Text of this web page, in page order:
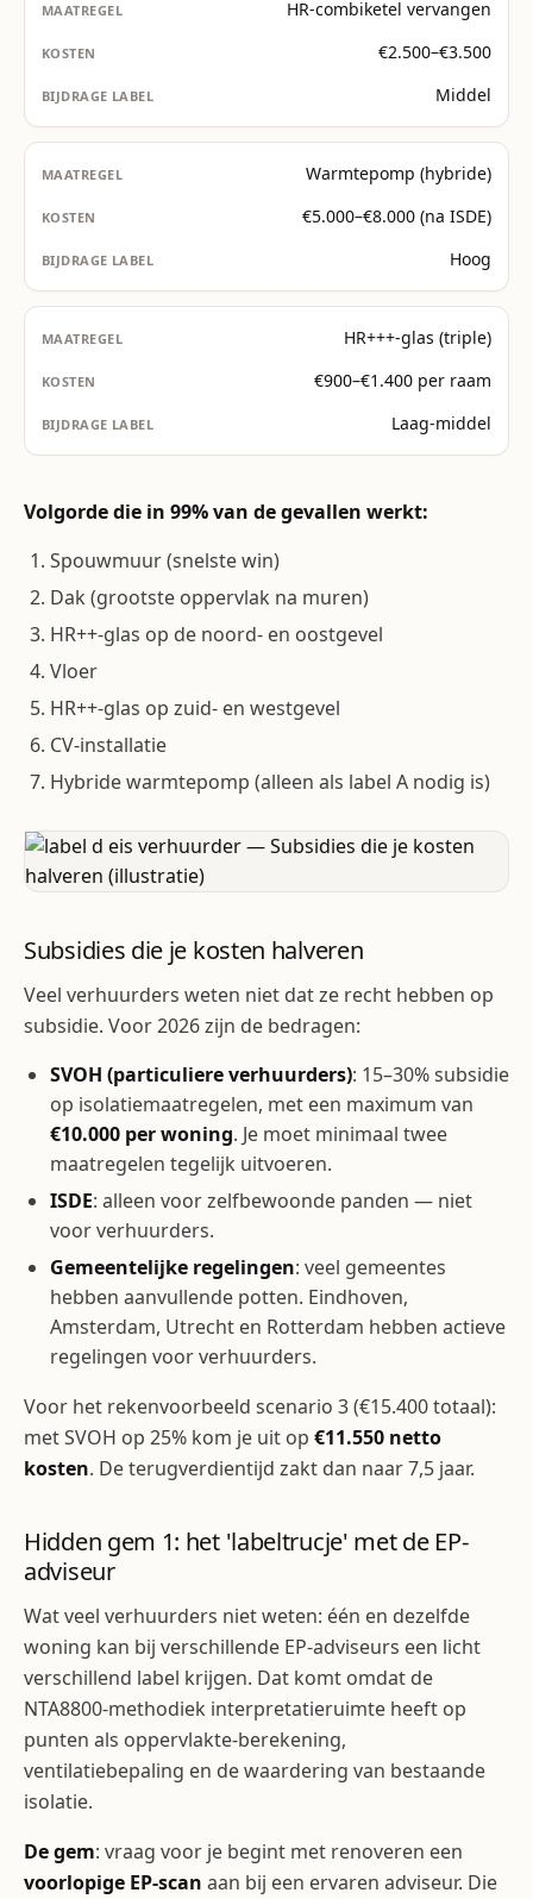
HR-combiketel vervangen
€2.500–€3.500
Middel
Warmtepomp (hybride)
€5.000–€8.000 (na ISDE)
Hoog
HR+++-glas (triple)
€900–€1.400 per raam
Laag-middel
Volgorde die in 99% van de gevallen werkt:
Spouwmuur (snelste win)
Dak (grootste oppervlak na muren)
HR++-glas op de noord- en oostgevel
Vloer
HR++-glas op zuid- en westgevel
CV-installatie
Hybride warmtepomp (alleen als label A nodig is)
Subsidies die je kosten halveren
Veel verhuurders weten niet dat ze recht hebben op
subsidie. Voor 2026 zijn de bedragen:
SVOH (particuliere verhuurders): 15–30% subsidie
op isolatiemaatregelen, met een maximum van
€10.000 per woning. Je moet minimaal twee
maatregelen tegelijk uitvoeren.
ISDE: alleen voor zelfbewoonde panden — niet
voor verhuurders.
Gemeentelijke regelingen: veel gemeentes
hebben aanvullende potten. Eindhoven,
Amsterdam, Utrecht en Rotterdam hebben actieve
regelingen voor verhuurders.
Voor het rekenvoorbeeld scenario 3 (€15.400 totaal):
met SVOH op 25% kom je uit op €11.550 netto
kosten. De terugverdientijd zakt dan naar 7,5 jaar.
Hidden gem 1: het 'labeltrucje' met de EP-
adviseur
Wat veel verhuurders niet weten: één en dezelfde
woning kan bij verschillende EP-adviseurs een licht
verschillend label krijgen. Dat komt omdat de
NTA8800-methodiek interpretatieruimte heeft op
punten als oppervlakte-berekening,
ventilatiebepaling en de waardering van bestaande
isolatie.
De gem: vraag voor je begint met renoveren een
voorlopige EP-scan aan bij een ervaren adviseur. Die